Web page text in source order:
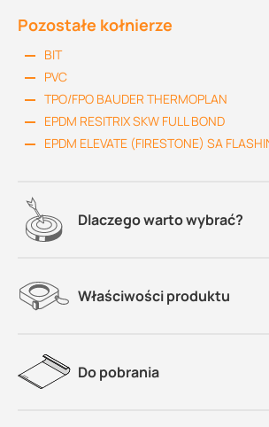
Pozostałe kołnierze
BIT
PVC
TPO/FPO BAUDER THERMOPLAN
EPDM RESITRIX SKW FULL BOND
EPDM ELEVATE (FIRESTONE) SA
Dlaczego warto wybrać?
Właściwości produktu
Do pobrania